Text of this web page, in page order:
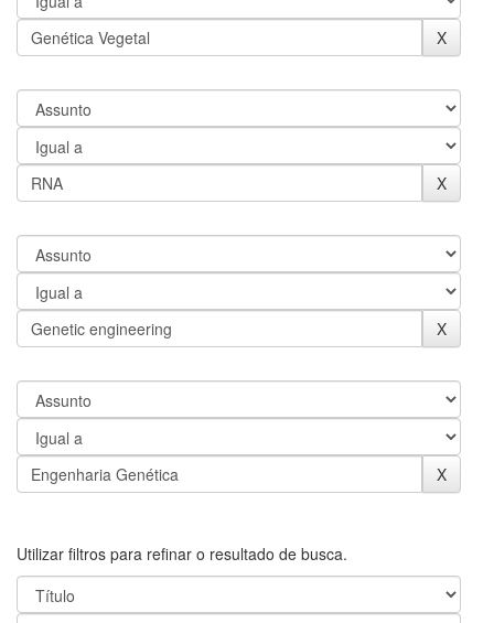
Utilizar filtros para refinar o resultado de busca.